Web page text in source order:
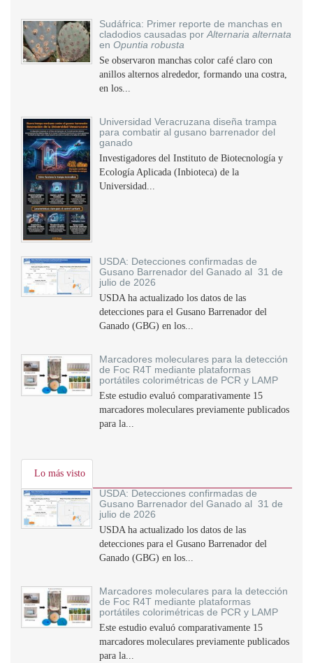
Sudáfrica: Primer reporte de manchas en
cladodios causadas por Alternaria alternata
en Opuntia robusta
Se observaron manchas color café claro con
anillos alternos alrededor, formando una costra,
en los...
Universidad Veracruzana diseña trampa
para combatir al gusano barrenador del
ganado
Investigadores del Instituto de Biotecnología y
Ecología Aplicada (Inbioteca) de la
Universidad...
USDA: Detecciones confirmadas de
Gusano Barrenador del Ganado al 31 de
julio de 2026
USDA ha actualizado los datos de las
detecciones para el Gusano Barrenador del
Ganado (GBG) en los...
Marcadores moleculares para la detección
de Foc R4T mediante plataformas
portátiles colorimétricas de PCR y LAMP
Este estudio evaluó comparativamente 15
marcadores moleculares previamente publicados
para la...
Lo más visto
USDA: Detecciones confirmadas de
Gusano Barrenador del Ganado al 31 de
julio de 2026
USDA ha actualizado los datos de las
detecciones para el Gusano Barrenador del
Ganado (GBG) en los...
Marcadores moleculares para la detección
de Foc R4T mediante plataformas
portátiles colorimétricas de PCR y LAMP
Este estudio evaluó comparativamente 15
marcadores moleculares previamente publicados
para la...